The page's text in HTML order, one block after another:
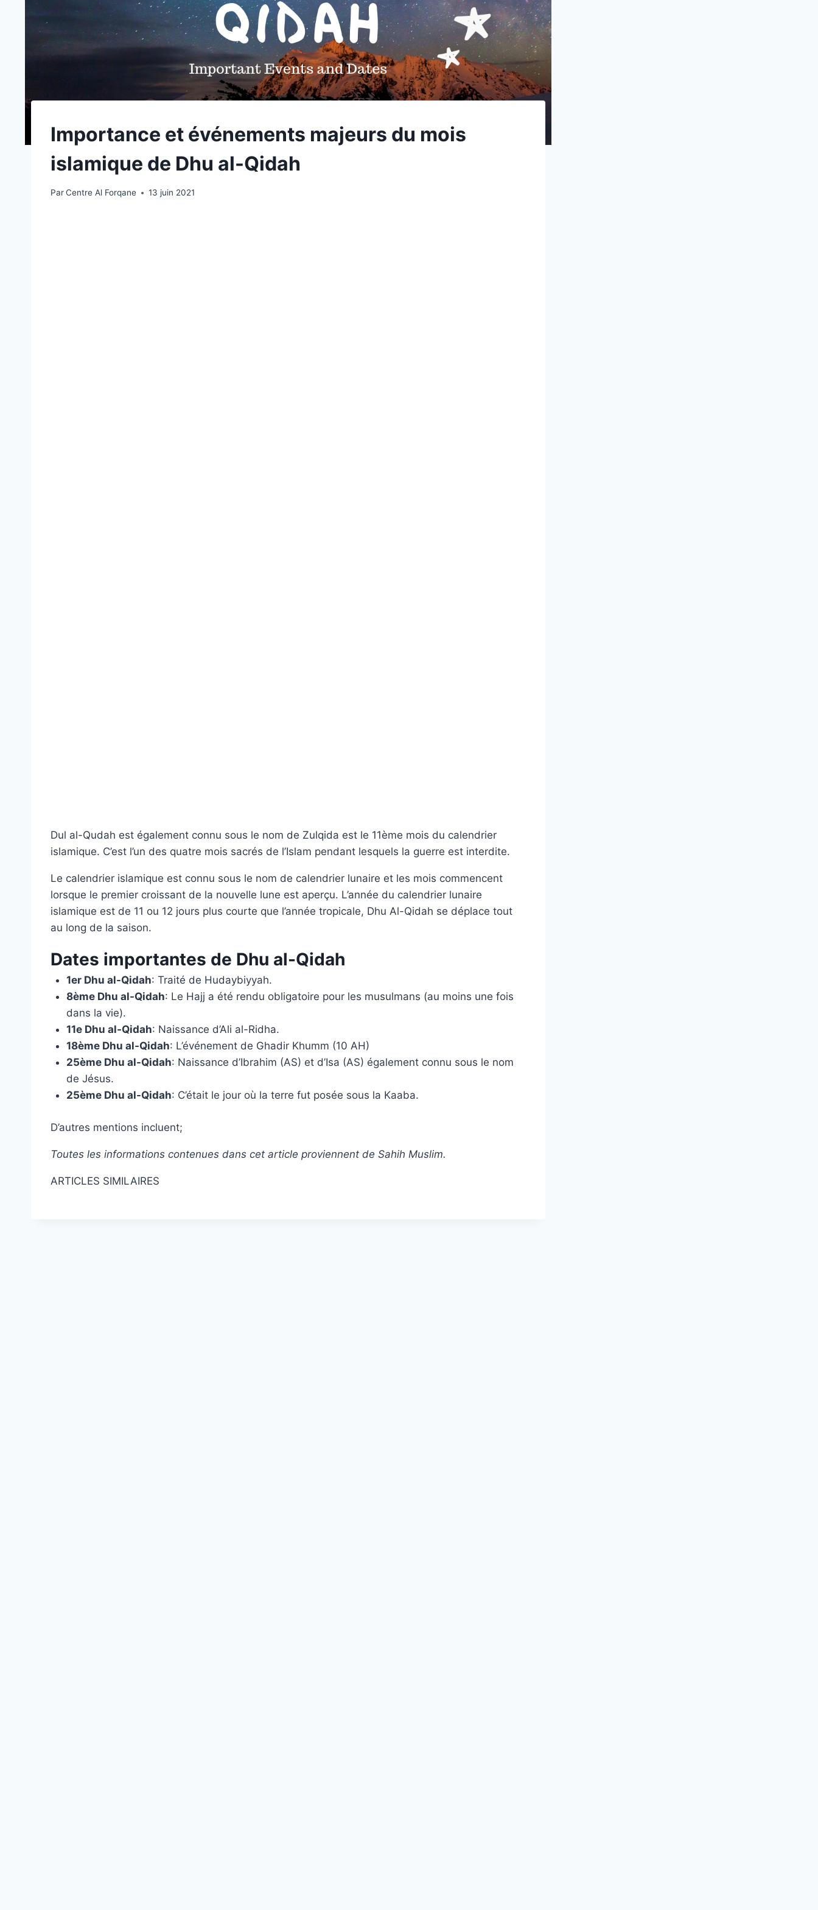
Importance et événements majeurs du mois
islamique de Dhu al-Qidah
ParCentre Al Forqane 13 juin 2021
Dul al-Qudah est également connu sous le nom de Zulqida est le 11ème mois du calendrier
islamique. C’est l’un des quatre mois sacrés de l’Islam pendant lesquels la guerre est interdite.
Le calendrier islamique est connu sous le nom de calendrier lunaire et les mois commencent
lorsque le premier croissant de la nouvelle lune est aperçu. L’année du calendrier lunaire
islamique est de 11 ou 12 jours plus courte que l’année tropicale, Dhu Al-Qidah se déplace tout
au long de la saison.
Dates importantes de Dhu al-Qidah
1er Dhu al-Qidah: Traité de Hudaybiyyah.
8ème Dhu al-Qidah: Le Hajj a été rendu obligatoire pour les musulmans (au moins une fois
dans la vie).
11e Dhu al-Qidah: Naissance d’Ali al-Ridha.
18ème Dhu al-Qidah: L’événement de Ghadir Khumm (10 AH)
25ème Dhu al-Qidah: Naissance d’Ibrahim (AS) et d’Isa (AS) également connu sous le nom
de Jésus.
25ème Dhu al-Qidah: C’était le jour où la terre fut posée sous la Kaaba.
D’autres mentions incluent;
Toutes les informations contenues dans cet article proviennent de Sahih Muslim.
ARTICLES SIMILAIRES